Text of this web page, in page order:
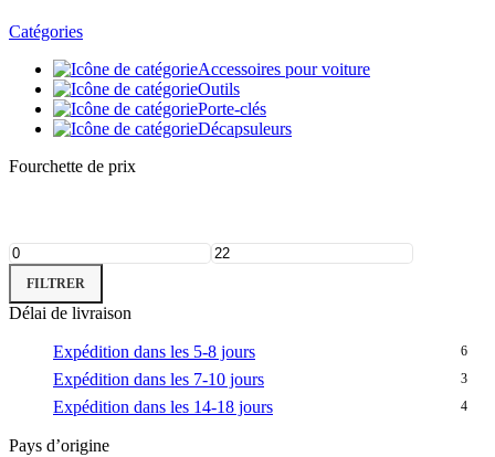
Catégories
Accessoires pour voiture
Outils
Porte-clés
Décapsuleurs
Fourchette de prix
Prix
min
Prix
max
FILTRER
Délai de livraison
Expédition dans les 5-8 jours 6
Expédition dans les 7-10 jours 3
Expédition dans les 14-18 jours 4
Pays d’origine